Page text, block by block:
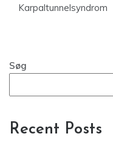
Karpaltunnelsyndrom
Søg
Recent Posts